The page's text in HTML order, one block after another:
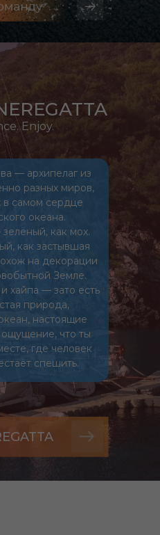
Enjoy.
— архипелаг из
разных миров,
в самом сердце
океана.
как мох.
как застывшая
на декорации
Земле.
хайпа — зато есть
природа,
настоящие
что ты
где человек
спешить.